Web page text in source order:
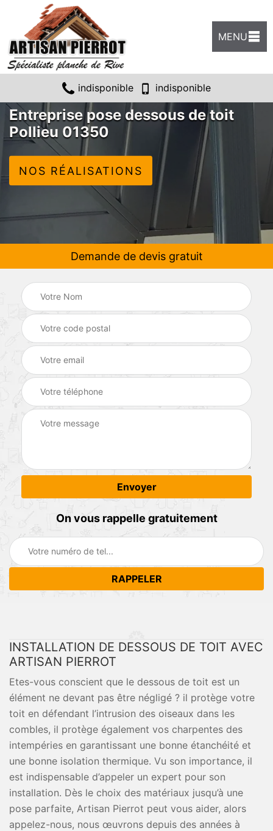
MENU
indisponible indisponible
Entreprise pose dessous de toit
Pollieu 01350
NOS RÉALISATIONS
Demande de devis gratuit
On vous rappelle gratuitement
INSTALLATION DE DESSOUS DE TOIT AVEC
ARTISAN PIERROT
Etes-vous conscient que le dessous de toit est un
élément ne devant pas être négligé ? il protège votre
toit en défendant l’intrusion des oiseaux dans les
combles, il protège également vos charpentes des
intempéries en garantissant une bonne étanchéité et
une bonne isolation thermique. Vu son importance, il
est indispensable d’appeler un expert pour son
installation. Dès le choix des matériaux jusqu’à une
pose parfaite, Artisan Pierrot peut vous aider, alors
appelez-nous, nous œuvrons depuis des années à